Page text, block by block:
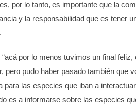
por lo tanto, es importante que la
y la responsabilidad que es tener
por lo menos tuvimos un final feliz,
pero pudo haber pasado también que
para las especies que iban a
es a informarse sobre las especies